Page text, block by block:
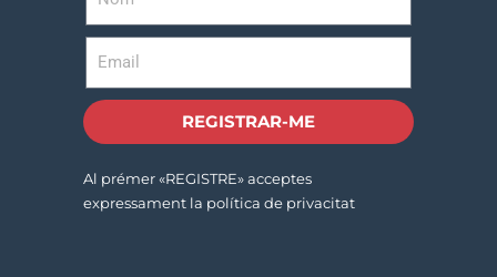
REGISTRAR-ME
Al prémer «REGISTRE» acceptes
expressament la política de privacitat